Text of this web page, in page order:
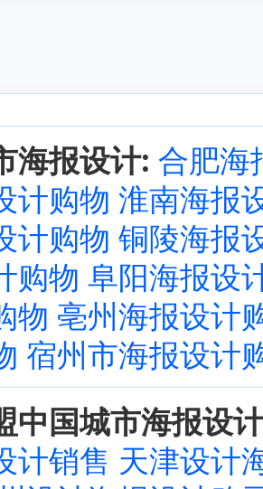
海报设计: 合肥海
计购物 淮南海报
计购物 铜陵海报
购物 阜阳海报设
物 亳州海报设计
宿州市海报设计
中国城市海报设
计销售 天津设计